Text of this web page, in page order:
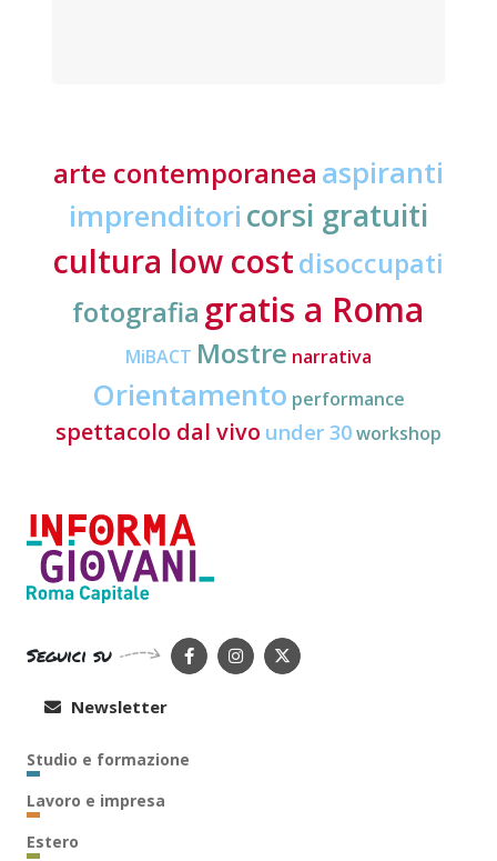
arte contemporanea aspiranti
imprenditori corsi gratuiti
cultura low costdisoccupati
fotografia gratis a Roma
MiBACT Mostre narrativa
Orientamento performance
spettacolo dal vivo under 30workshop
Seguici su
Newsletter
Studio e formazione
Lavoro e impresa
Estero